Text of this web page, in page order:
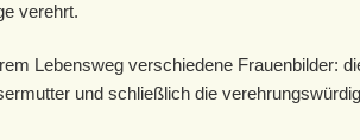
verehrt.
Lebensweg verschiedene Frauenbilder:
und schließlich die